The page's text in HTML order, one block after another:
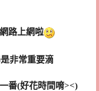
路上網啦
非常重要滴
番(好花時間唷><)